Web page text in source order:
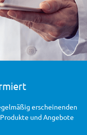
erscheinenden
und Angebote